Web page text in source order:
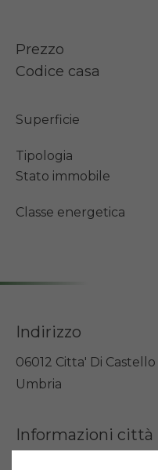
Prezzo
Codice casa
Superficie
Tipologia
Stato immobile
Classe energetica
Indirizzo
06012 Citta' Di Castello
Umbria
Informazioni città